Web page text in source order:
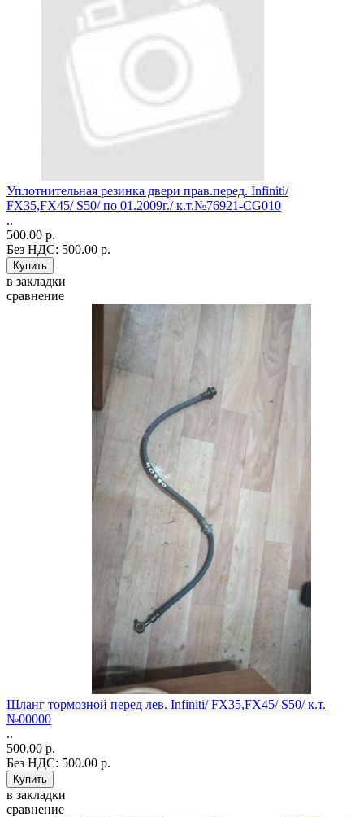
Уплотнительная резинка двери прав.перед. Infiniti/
FX35,FX45/ S50/ по 01.2009г./ к.т.№76921-CG010
..
500.00 р.
Без НДС: 500.00 р.
в закладки
сравнение
Шланг тормозной перед лев. Infiniti/ FX35,FX45/ S50/ к.т.
№00000
..
500.00 р.
Без НДС: 500.00 р.
в закладки
сравнение